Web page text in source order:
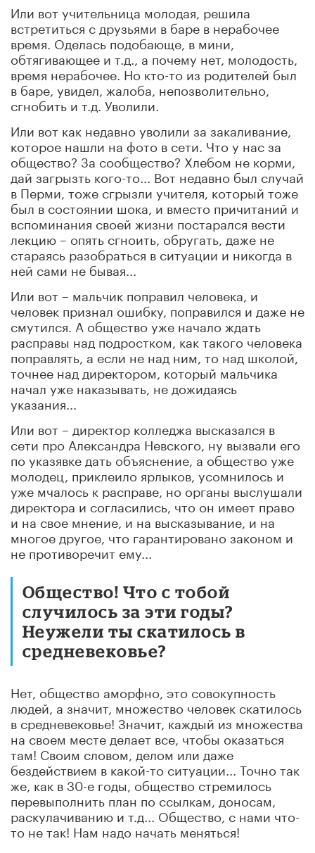
Или вот учительница молодая, решила
встретиться с друзьями в баре в нерабочее
время. Оделась подобающе, в мини,
обтягивающее и т.д., а почему нет, молодость,
время нерабочее. Но кто-то из родителей был
в баре, увидел, жалоба, непозволительно,
сгнобить и т.д. Уволили.
Или вот как недавно уволили за закаливание,
которое нашли на фото в сети. Что у нас за
общество? За сообщество? Хлебом не корми,
дай загрызть кого-то... Вот недавно был случай
в Перми, тоже сгрызли учителя, который тоже
был в состоянии шока, и вместо причитаний и
вспоминания своей жизни постарался вести
лекцию – опять сгноить, обругать, даже не
стараясь разобраться в ситуации и никогда в
ней сами не бывая...
Или вот – мальчик поправил человека, и
человек признал ошибку, поправился и даже не
смутился. А общество уже начало ждать
расправы над подростком, как такого человека
поправлять, а если не над ним, то над школой,
точнее над директором, который мальчика
начал уже наказывать, не дожидаясь
указания...
Или вот – директор колледжа высказался в
сети про Александра Невского, ну вызвали его
по указявке дать объяснение, а общество уже
молодец, приклеило ярлыков, усомнилось и
уже мчалось к расправе, но органы выслушали
директора и согласились, что он имеет право
и на свое мнение, и на высказывание, и на
многое другое, что гарантировано законом и
не противоречит ему...
Общество! Что с тобой
случилось за эти годы?
Неужели ты скатилось в
средневековье?
Нет, общество аморфно, это совокупность
людей, а значит, множество человек скатилось
в средневековье! Значит, каждый из множества
на своем месте делает все, чтобы оказаться
там! Своим словом, делом или даже
бездействием в какой-то ситуации... Точно так
же, как в 30-е годы, общество стремилось
перевыполнить план по ссылкам, доносам,
раскулачиванию и т.д... Общество, с нами что-
то не так! Нам надо начать меняться!